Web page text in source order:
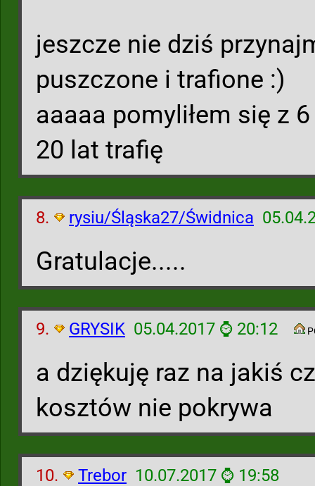
jeszcze nie dziś
puszczone i trafione :)
aaaaa pomyliłem się z
20 lat trafię
8. rysiu/Śląska27/Świdnica
Gratulacje.....
9. GRYSIK 05.04.2017 ⌚ 20:12
a dziękuję raz na jakiś
kosztów nie pokrywa
10. Trebor 10.07.2017 ⌚ 19:58